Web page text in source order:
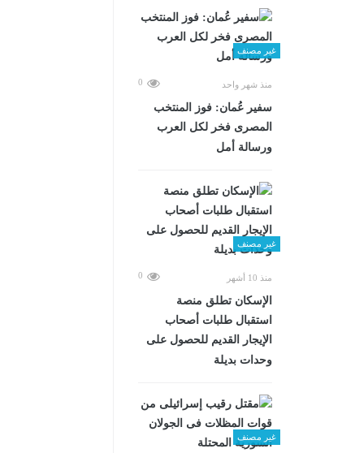
غير مصنف
منذ شهر واحد 0
سفير عُمان: فوز المنتخب
المصرى فخر لكل العرب
ورسالة أمل
غير مصنف
منذ 10 أشهر 0
الإسكان تطلق منصة
استقبال طلبات أصحاب
الإيجار القديم للحصول على
وحدات بديلة
غير مصنف